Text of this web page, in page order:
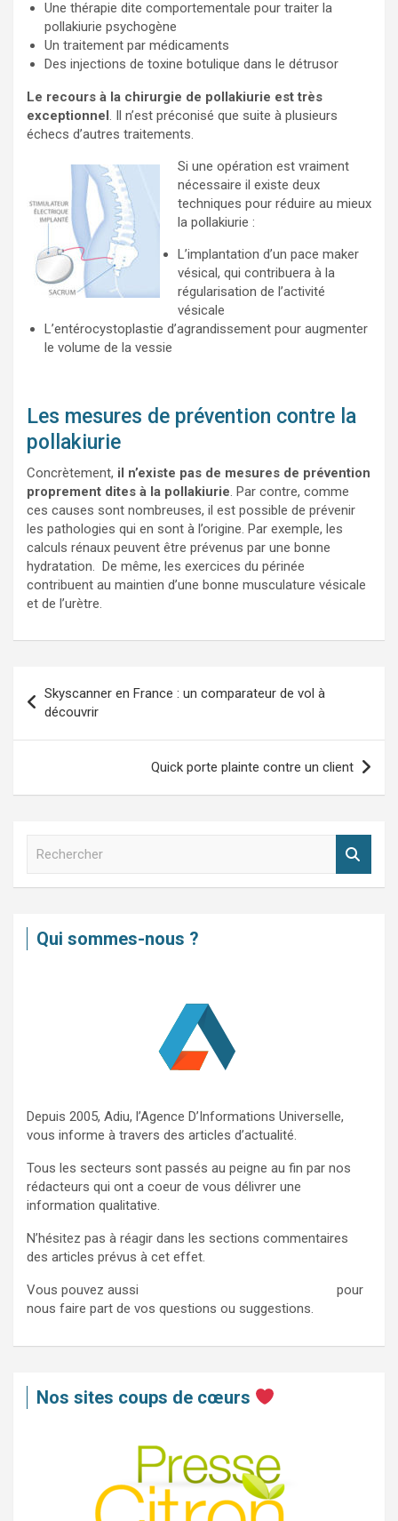
Une thérapie dite comportementale pour traiter la
pollakiurie psychogène
Un traitement par médicaments
Des injections de toxine botulique dans le détrusor
Le recours à la chirurgie de pollakiurie est très
exceptionnel. Il n’est préconisé que suite à plusieurs
échecs d’autres traitements.
Si une opération est vraiment
nécessaire il existe deux
techniques pour réduire au mieux
la pollakiurie :
L’implantation d’un pace maker
vésical, qui contribuera à la
régularisation de l’activité
vésicale
L’entérocystoplastie d’agrandissement pour augmenter
le volume de la vessie
Les mesures de prévention contre la
pollakiurie
Concrètement, il n’existe pas de mesures de prévention
proprement dites à la pollakiurie. Par contre, comme
ces causes sont nombreuses, il est possible de prévenir
les pathologies qui en sont à l’origine. Par exemple, les
calculs rénaux peuvent être prévenus par une bonne
hydratation. De même, les exercices du périnée
contribuent au maintien d’une bonne musculature vésicale
et de l’urètre.
de
l’article
Skyscanner en France : un comparateur de vol à
découvrir
Quick porte plainte contre un client
c
Qui sommes-nous ?
Depuis 2005, Adiu, l’Agence D’Informations Universelle,
vous informe à travers des articles d’actualité.
Tous les secteurs sont passés au peigne au fin par nos
rédacteurs qui ont a coeur de vous délivrer une
information qualitative.
N’hésitez pas à réagir dans les sections commentaires
des articles prévus à cet effet.
Vous pouvez aussi
pour
nous faire part de vos questions ou suggestions.
Nos sites coups de cœurs